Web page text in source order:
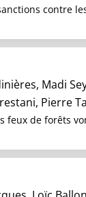
contre
Madi
Pierre
feux de forêts